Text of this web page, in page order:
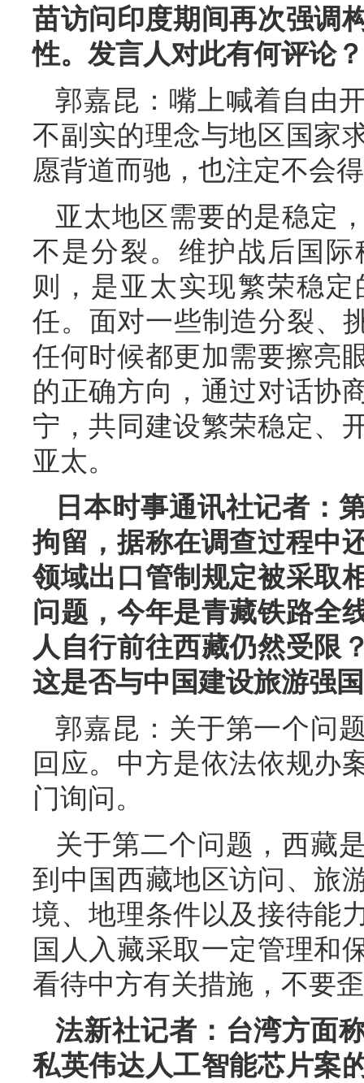
苗访问印度期间再次强调
性。发言人对此有何评论？
郭嘉昆：嘴上喊着自由
不副实的理念与地区国家
愿背道而驰，也注定不会
亚太地区需要的是稳定
不是分裂。维护战后国
则，是亚太实现繁荣稳
任。面对一些制造分裂、
任何时候都更加需要擦亮
的正确方向，通过对话协
宁，共同建设繁荣稳定、
亚太。
日本时事通讯社记者：
拘留，据称在调查过程中
领域出口管制规定被采取
问题，今年是青藏铁路全
人自行前往西藏仍然受限
这是否与中国建设旅游强
郭嘉昆：关于第一个问
回应。中方是依法依规办
门询问。
关于第二个问题，西藏
到中国西藏地区访问、旅
境、地理条件以及接待能
国人入藏采取一定管理和
看待中方有关措施，不要
法新社记者：台湾方面
私英伟达人工智能芯片案